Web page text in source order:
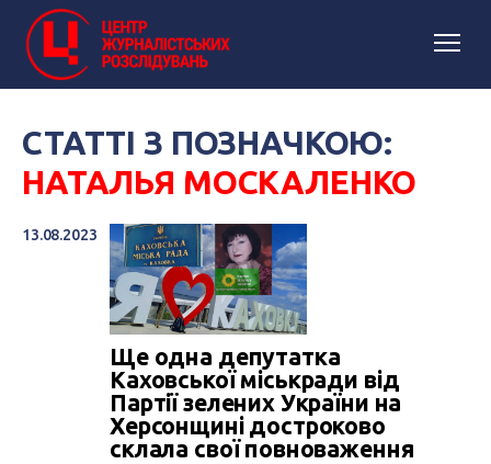
СТАТТІ З ПОЗНАЧКОЮ:
НАТАЛЬЯ МОСКАЛЕНКО
13.08.2023
Ще одна депутатка
Каховської міськради від
Партії зелених України на
Херсонщині достроково
склала свої повноваження